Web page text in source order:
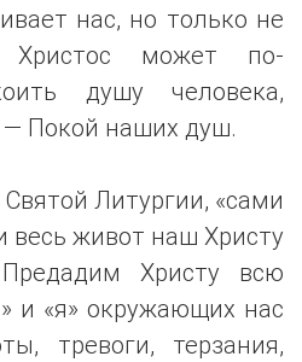
нас, но только не
Христос может по-
душу человека,
Покой наших душ.
Литургии, «сами
весь живот наш Христу
Христу всю
и «я» окружающих нас
тревоги, терзания,